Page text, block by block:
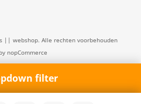
filter
|| webshop. Alle rechten voorbehouden
nopCommerce